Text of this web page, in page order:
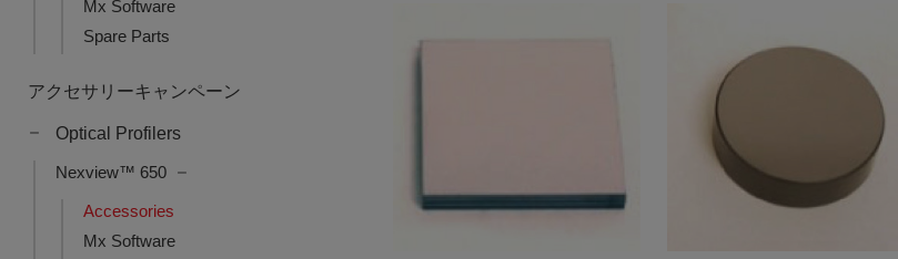
Mx Software
Spare Parts
アクセサリーキャンペーン
Optical Profilers
Nexview™ 650
Accessories
Mx Software